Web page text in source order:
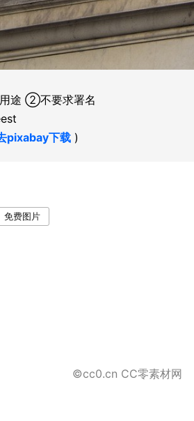
途 ②不要求署名
pixabay下载)
免费图片
©cc0.cn CC零素材网